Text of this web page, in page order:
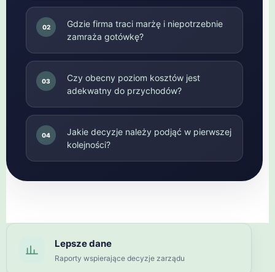
02
Gdzie firma traci marżę i niepotrzebnie
zamraża gotówkę?
03
Czy obecny poziom kosztów jest
adekwatny do przychodów?
04
Jakie decyzje należy podjąć w pierwszej
kolejności?
Lepsze dane
Raporty wspierające decyzje zarządu